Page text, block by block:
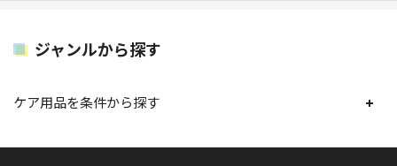
ジャンルから探す
ケア用品を条件から探す